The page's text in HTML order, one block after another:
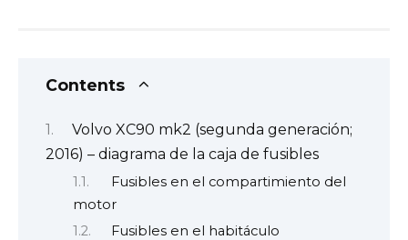
Contents
Volvo XC90 mk2 (segunda generación;
2016) – diagrama de la caja de fusibles
Fusibles en el compartimiento del
motor
Fusibles en el habitáculo